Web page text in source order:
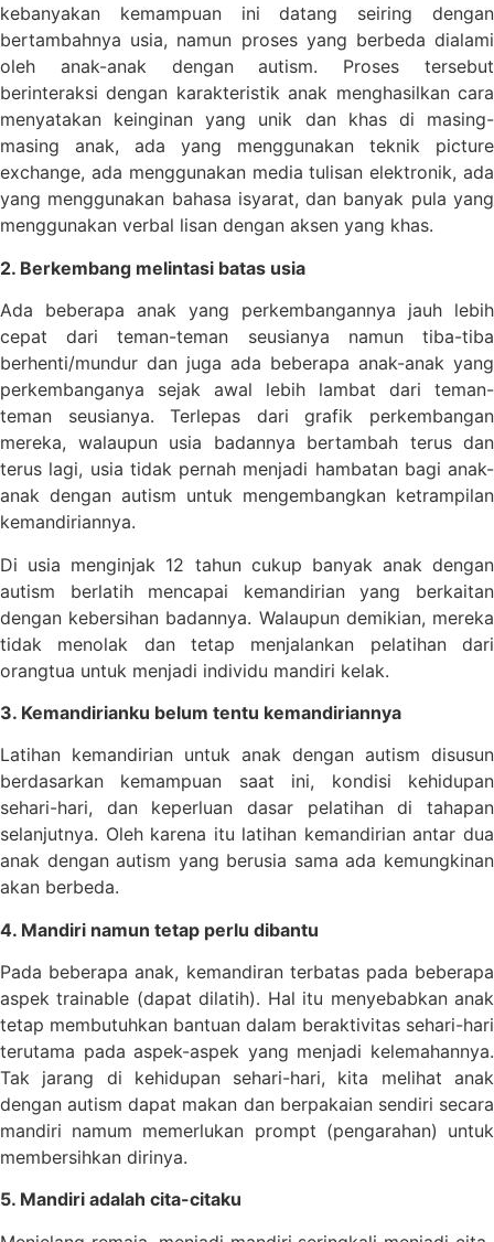
kebanyakan kemampuan ini datang seiring dengan
bertambahnya usia, namun proses yang berbeda dialami
oleh anak-anak dengan autism. Proses tersebut
berinteraksi dengan karakteristik anak menghasilkan cara
menyatakan keinginan yang unik dan khas di masing-
masing anak, ada yang menggunakan teknik picture
exchange, ada menggunakan media tulisan elektronik, ada
yang menggunakan bahasa isyarat, dan banyak pula yang
menggunakan verbal lisan dengan aksen yang khas.
2. Berkembang melintasi batas usia
Ada beberapa anak yang perkembangannya jauh lebih
cepat dari teman-teman seusianya namun tiba-tiba
berhenti/mundur dan juga ada beberapa anak-anak yang
perkembanganya sejak awal lebih lambat dari teman-
teman seusianya. Terlepas dari grafik perkembangan
mereka, walaupun usia badannya bertambah terus dan
terus lagi, usia tidak pernah menjadi hambatan bagi anak-
anak dengan autism untuk mengembangkan ketrampilan
kemandiriannya.
Di usia menginjak 12 tahun cukup banyak anak dengan
autism berlatih mencapai kemandirian yang berkaitan
dengan kebersihan badannya. Walaupun demikian, mereka
tidak menolak dan tetap menjalankan pelatihan dari
orangtua untuk menjadi individu mandiri kelak.
3. Kemandirianku belum tentu kemandiriannya
Latihan kemandirian untuk anak dengan autism disusun
berdasarkan kemampuan saat ini, kondisi kehidupan
sehari-hari, dan keperluan dasar pelatihan di tahapan
selanjutnya. Oleh karena itu latihan kemandirian antar dua
anak dengan autism yang berusia sama ada kemungkinan
akan berbeda.
4. Mandiri namun tetap perlu dibantu
Pada beberapa anak, kemandiran terbatas pada beberapa
aspek trainable (dapat dilatih). Hal itu menyebabkan anak
tetap membutuhkan bantuan dalam beraktivitas sehari-hari
terutama pada aspek-aspek yang menjadi kelemahannya.
Tak jarang di kehidupan sehari-hari, kita melihat anak
dengan autism dapat makan dan berpakaian sendiri secara
mandiri namum memerlukan prompt (pengarahan) untuk
membersihkan dirinya.
5. Mandiri adalah cita-citaku